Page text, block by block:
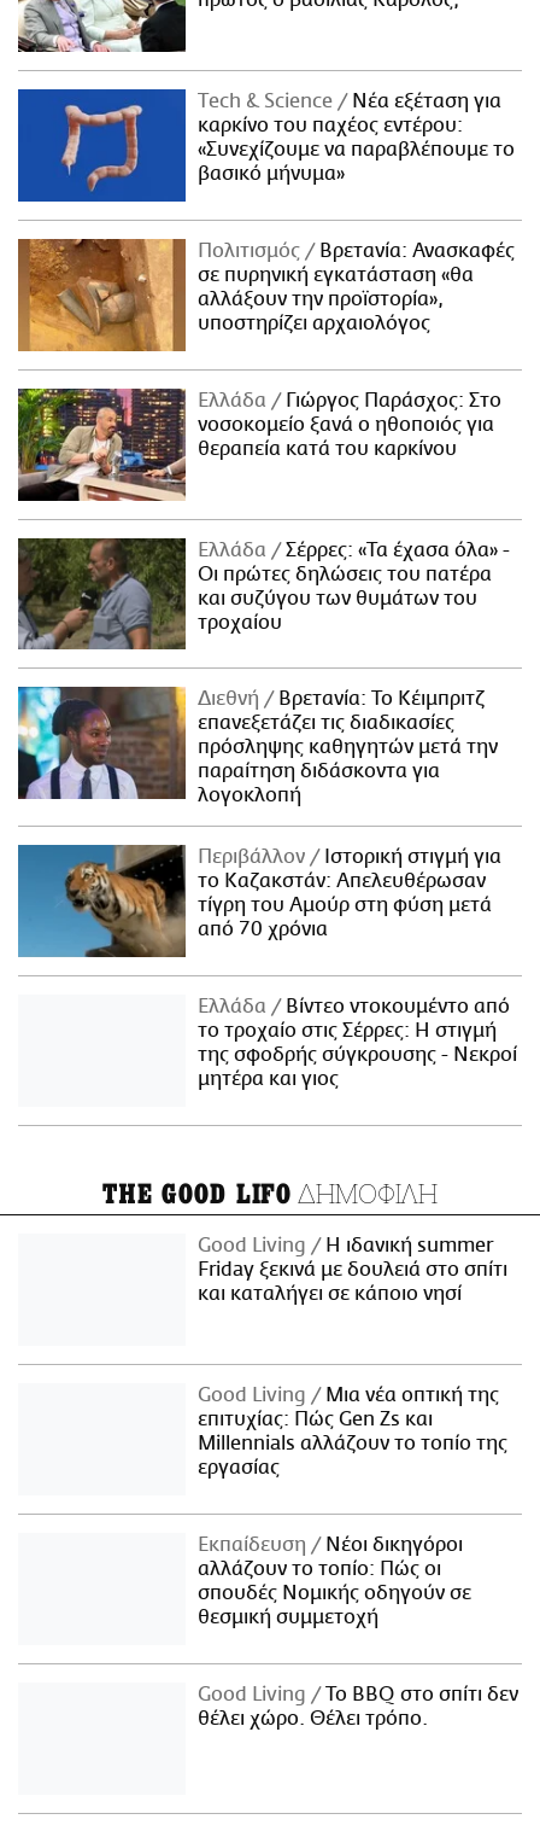
Τech & Science
Νέα εξέταση για
καρκίνο του παχέος εντέρου:
«Συνεχίζουμε να παραβλέπουμε το
βασικό μήνυμα»
Πολιτισμός
Βρετανία: Ανασκαφές
σε πυρηνική εγκατάσταση «θα
αλλάξουν την προϊστορία»,
υποστηρίζει αρχαιολόγος
Ελλάδα
Γιώργος Παράσχος: Στο
νοσοκομείο ξανά ο ηθοποιός για
θεραπεία κατά του καρκίνου
Ελλάδα
Σέρρες: «Τα έχασα όλα» -
Οι πρώτες δηλώσεις του πατέρα
και συζύγου των θυμάτων του
τροχαίου
Διεθνή
Βρετανία: Το Κέιμπριτζ
επανεξετάζει τις διαδικασίες
πρόσληψης καθηγητών μετά την
παραίτηση διδάσκοντα για
λογοκλοπή
Περιβάλλον
Ιστορική στιγμή για
το Καζακστάν: Απελευθέρωσαν
τίγρη του Αμούρ στη φύση μετά
από 70 χρόνια
Ελλάδα
Βίντεο ντοκουμέντο από
το τροχαίο στις Σέρρες: Η στιγμή
της σφοδρής σύγκρουσης - Νεκροί
μητέρα και γιος
THE GOOD LIFO ΔΗΜΟΦΙΛΗ
Good Living
Η ιδανική summer
Friday ξεκινά με δουλειά στο σπίτι
και καταλήγει σε κάποιο νησί
Good Living
Μια νέα οπτική της
επιτυχίας: Πώς Gen Zs και
Millennials αλλάζουν το τοπίο της
εργασίας
Εκπαίδευση
Νέοι δικηγόροι
αλλάζουν το τοπίο: Πώς οι
σπουδές Νομικής οδηγούν σε
θεσμική συμμετοχή
Good Living
Το BBQ στο σπίτι δεν
θέλει χώρο. Θέλει τρόπο.